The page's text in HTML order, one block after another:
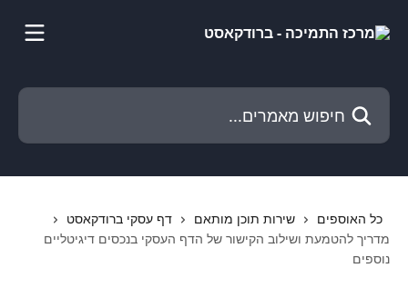
חיפוש מאמרים...
כל האוספים שירות תוכן מותאם
דף עסקי ברודקאסט
מדריך להטמעת ושילוב הקישור של הדף העסקי בנכסים דיגיטליים
נוספים